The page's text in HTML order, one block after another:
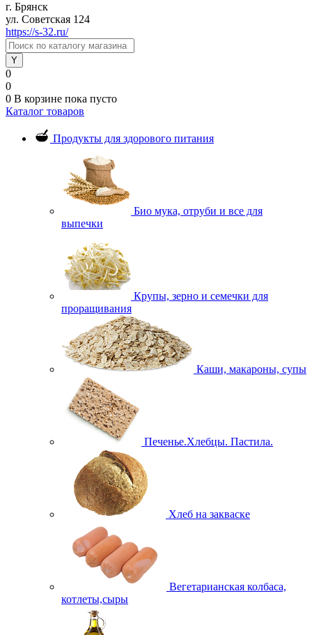
г. Брянск
ул. Советская 124
https://s-32.ru/
0
0
0 В корзине пока пусто
Каталог товаров
Продукты для здорового питания
Био мука, отруби и все для
выпечки
Крупы, зерно и семечки для
проращивания
Каши, макароны, супы
Печенье.Хлебцы. Пастила.
Хлеб на закваске
Вегетарианская колбаса,
котлеты,сыры